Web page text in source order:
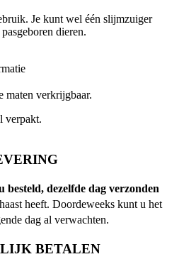
Je kunt wel één slijmzuiger
dieren.
maten verkrijgbaar.
verpakt.
besteld, dezelfde dag verzonden
heeft. Doordeweeks kunt u het
dag al verwachten.
BETALEN